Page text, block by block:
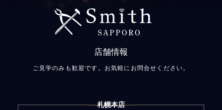
店舗情報
ご見学のみも歓迎です。お気軽にお問合せください。
札幌本店